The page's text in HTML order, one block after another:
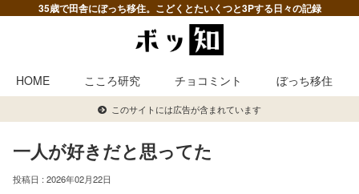
35歳で田舎にぼっち移住。こどくとたいくつと3Pする日々の記録
HOME こころ研究 チョコミント ぼっち移住
このサイトには広告が含まれています
一人が好きだと思ってた
2026年02月22日